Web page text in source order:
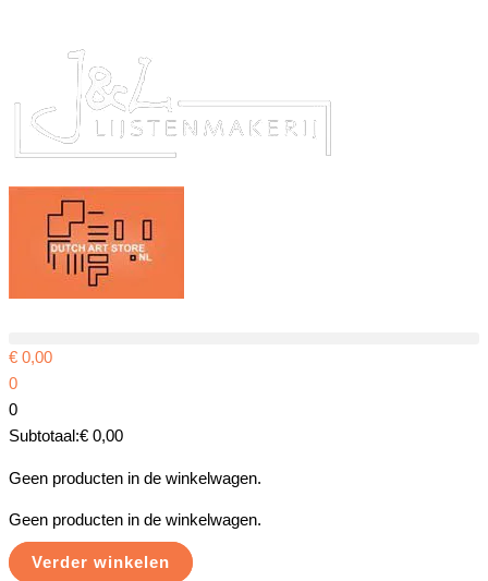
€ 0,00
0
0
Subtotaal:€ 0,00
Geen producten in de winkelwagen.
Geen producten in de winkelwagen.
Verder winkelen